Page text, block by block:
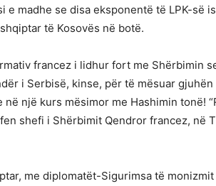
e madhe se disa eksponentë të LPK-së
të Kosovës në botë.
francez i lidhur fort me Shërbimin
i Serbisë, kinse, për të mësuar
në një kurs mësimor me Hashimin tonë!
shefi i Shërbimit Qendror francez, në
me diplomatët-Sigurimsa të